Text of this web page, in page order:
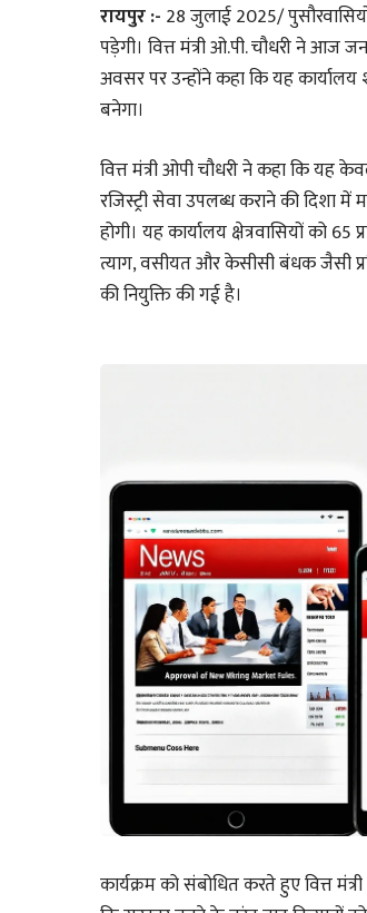
रायपुर :- 28 जुलाई 2025/
पड़ेगी। वित्त मंत्री ओ.पी. चौधरी ने
अवसर पर उन्होंने कहा कि यह कार्यालय
बनेगा।
वित्त मंत्री ओपी चौधरी ने कहा कि
रजिस्ट्री सेवा उपलब्ध कराने की दिशा
होगी। यह कार्यालय क्षेत्रवासियों को
त्याग, वसीयत और केसीसी बंधक जैसी
की नियुक्ति की गई है।
कार्यक्रम को संबोधित करते हुए वित्त